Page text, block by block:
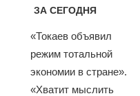
ЗА СЕГОДНЯ
«Токаев объявил
режим тотальной
экономии в стране».
«Хватит мыслить